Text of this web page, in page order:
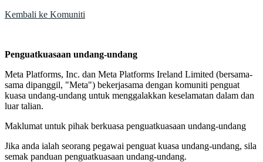
Kembali ke Komuniti
Penguatkuasaan undang-undang
Meta Platforms, Inc. dan Meta Platforms Ireland Limited (bersama-
sama dipanggil, "Meta") bekerjasama dengan komuniti penguat
kuasa undang-undang untuk menggalakkan keselamatan dalam dan
luar talian.
Maklumat untuk pihak berkuasa penguatkuasaan undang-undang
Jika anda ialah seorang pegawai penguat kuasa undang-undang, sila
semak panduan penguatkuasaan undang-undang.